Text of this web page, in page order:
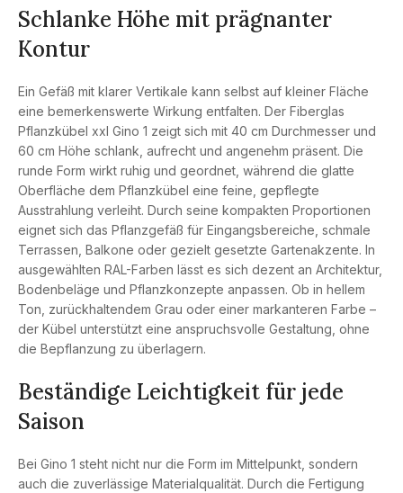
Schlanke Höhe mit prägnanter
Kontur
Ein Gefäß mit klarer Vertikale kann selbst auf kleiner Fläche
eine bemerkenswerte Wirkung entfalten. Der Fiberglas
Pflanzkübel xxl Gino 1 zeigt sich mit 40 cm Durchmesser und
60 cm Höhe schlank, aufrecht und angenehm präsent. Die
runde Form wirkt ruhig und geordnet, während die glatte
Oberfläche dem Pflanzkübel eine feine, gepflegte
Ausstrahlung verleiht. Durch seine kompakten Proportionen
eignet sich das Pflanzgefäß für Eingangsbereiche, schmale
Terrassen, Balkone oder gezielt gesetzte Gartenakzente. In
ausgewählten RAL-Farben lässt es sich dezent an Architektur,
Bodenbeläge und Pflanzkonzepte anpassen. Ob in hellem
Ton, zurückhaltendem Grau oder einer markanteren Farbe –
der Kübel unterstützt eine anspruchsvolle Gestaltung, ohne
die Bepflanzung zu überlagern.
Beständige Leichtigkeit für jede
Saison
Bei Gino 1 steht nicht nur die Form im Mittelpunkt, sondern
auch die zuverlässige Materialqualität. Durch die Fertigung